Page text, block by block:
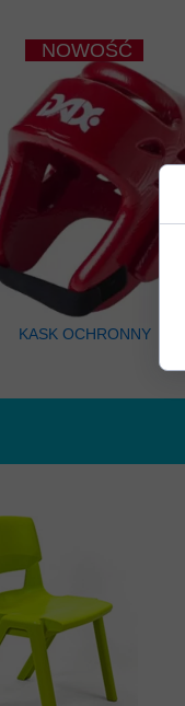
NOWOŚĆ
KASK OCHRONNY